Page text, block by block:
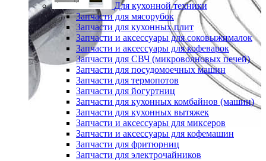
Для кухонной техники
Запчасти для мясорубок
Запчасти для кухонных плит
Запчасти и аксессуары для соковыжималок
Запчасти и аксессуары для кофеварок
Запчасти для СВЧ (микроволновых печей)
Запчасти для посудомоечных машин
Запчасти для термопотов
Запчасти для йогуртниц
Запчасти для кухонных комбайнов (машин)
Запчасти для кухонных вытяжек
Запчасти и аксессуары для миксеров
Запчасти и аксессуары для кофемашин
Запчасти для фритюрниц
Запчасти для электрочайников